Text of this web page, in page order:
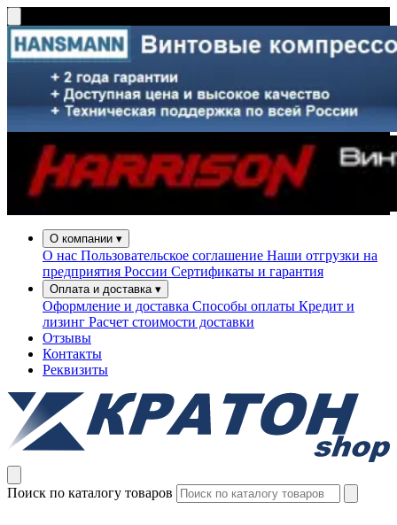
О компании ▾
О нас Пользовательское соглашение Наши отгрузки на
предприятия России Сертификаты и гарантия
Оплата и доставка ▾
Оформление и доставка Способы оплаты Кредит и
лизинг Расчет стоимости доставки
Отзывы
Контакты
Реквизиты
Поиск по каталогу товаров